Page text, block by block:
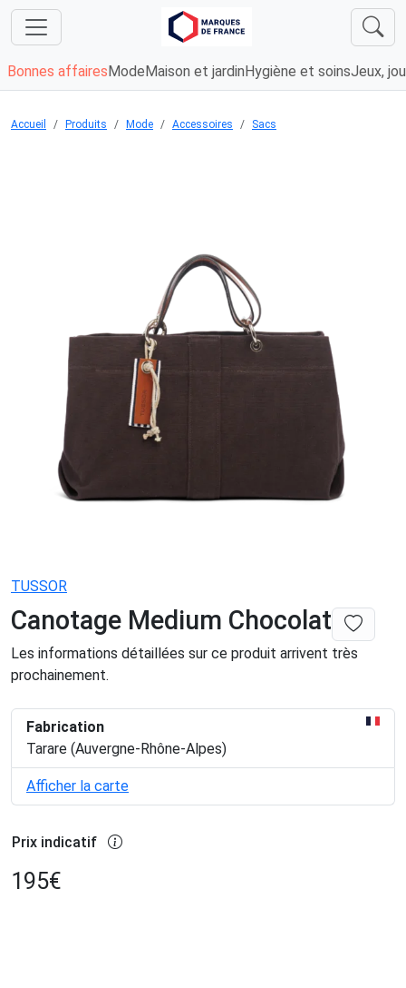
Bonnes affaires Mode Maison et jardin Hygiène et soinsJeux,
Accueil Produits Mode Accessoires Sacs
TUSSOR
Canotage Medium Chocolat
Les informations détaillées sur ce produit arrivent très
prochainement.
Fabrication
Tarare (Auvergne-Rhône-Alpes)
Afficher la carte
Prix indicatif
195€